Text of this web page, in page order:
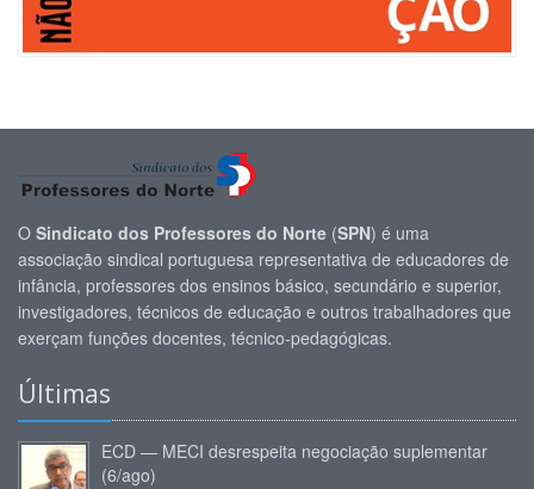
O Sindicato dos Professores do Norte (SPN) é uma
associação sindical portuguesa representativa de educadores de
infância, professores dos ensinos básico, secundário e superior,
investigadores, técnicos de educação e outros trabalhadores que
exerçam funções docentes, técnico-pedagógicas.
Últimas
ECD — MECI desrespeita negociação suplementar
(6/ago)